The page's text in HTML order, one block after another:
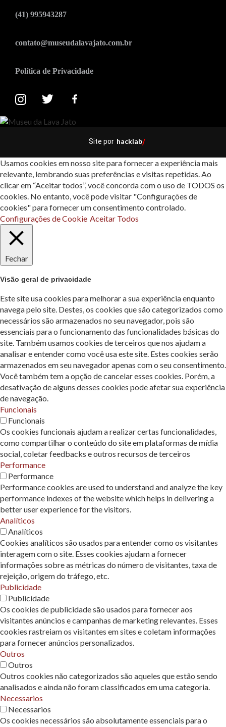
(41) 995943287
contato@museudalavajato.com.br
Política de Privacidade
Site por hacklab/
Usamos cookies em nosso site para fornecer a experiência mais
relevante, lembrando suas preferências e visitas repetidas. Ao
clicar em “Aceitar todos”, você concorda com o uso de TODOS os
cookies. No entanto, você pode visitar "Configurações de
cookies" para fornecer um consentimento controlado.
Configurações de Cookie Aceitar Todos
Fechar
Visão geral de privacidade
Este site usa cookies para melhorar a sua experiência enquanto
navega pelo site. Destes, os cookies que são categorizados como
necessários são armazenados no seu navegador, pois são
essenciais para o funcionamento das funcionalidades básicas do
site. Também usamos cookies de terceiros que nos ajudam a
analisar e entender como você usa este site. Estes cookies serão
armazenados em seu navegador apenas com o seu consentimento.
Você também tem a opção de cancelar esses cookies. Porém, a
desativação de alguns desses cookies pode afetar sua experiência
de navegação.
Funcionais
Funcionais
Os cookies funcionais ajudam a realizar certas funcionalidades,
como compartilhar o conteúdo do site em plataformas de mídia
social, coletar feedbacks e outros recursos de terceiros
Performance
Performance
Performance cookies are used to understand and analyze the key
performance indexes of the website which helps in delivering a
better user experience for the visitors.
Analíticos
Analíticos
Cookies analíticos são usados ​​para entender como os visitantes
interagem com o site. Esses cookies ajudam a fornecer
informações sobre as métricas do número de visitantes, taxa de
rejeição, origem do tráfego, etc.
Publicidade
Publicidade
Os cookies de publicidade são usados ​​para fornecer aos
visitantes anúncios e campanhas de marketing relevantes. Esses
cookies rastreiam os visitantes em sites e coletam informações
para fornecer anúncios personalizados.
Outros
Outros
Outros cookies não categorizados são aqueles que estão sendo
analisados ​​e ainda não foram classificados em uma categoria.
Necessarios
Necessarios
Os cookies necessários são absolutamente essenciais para o